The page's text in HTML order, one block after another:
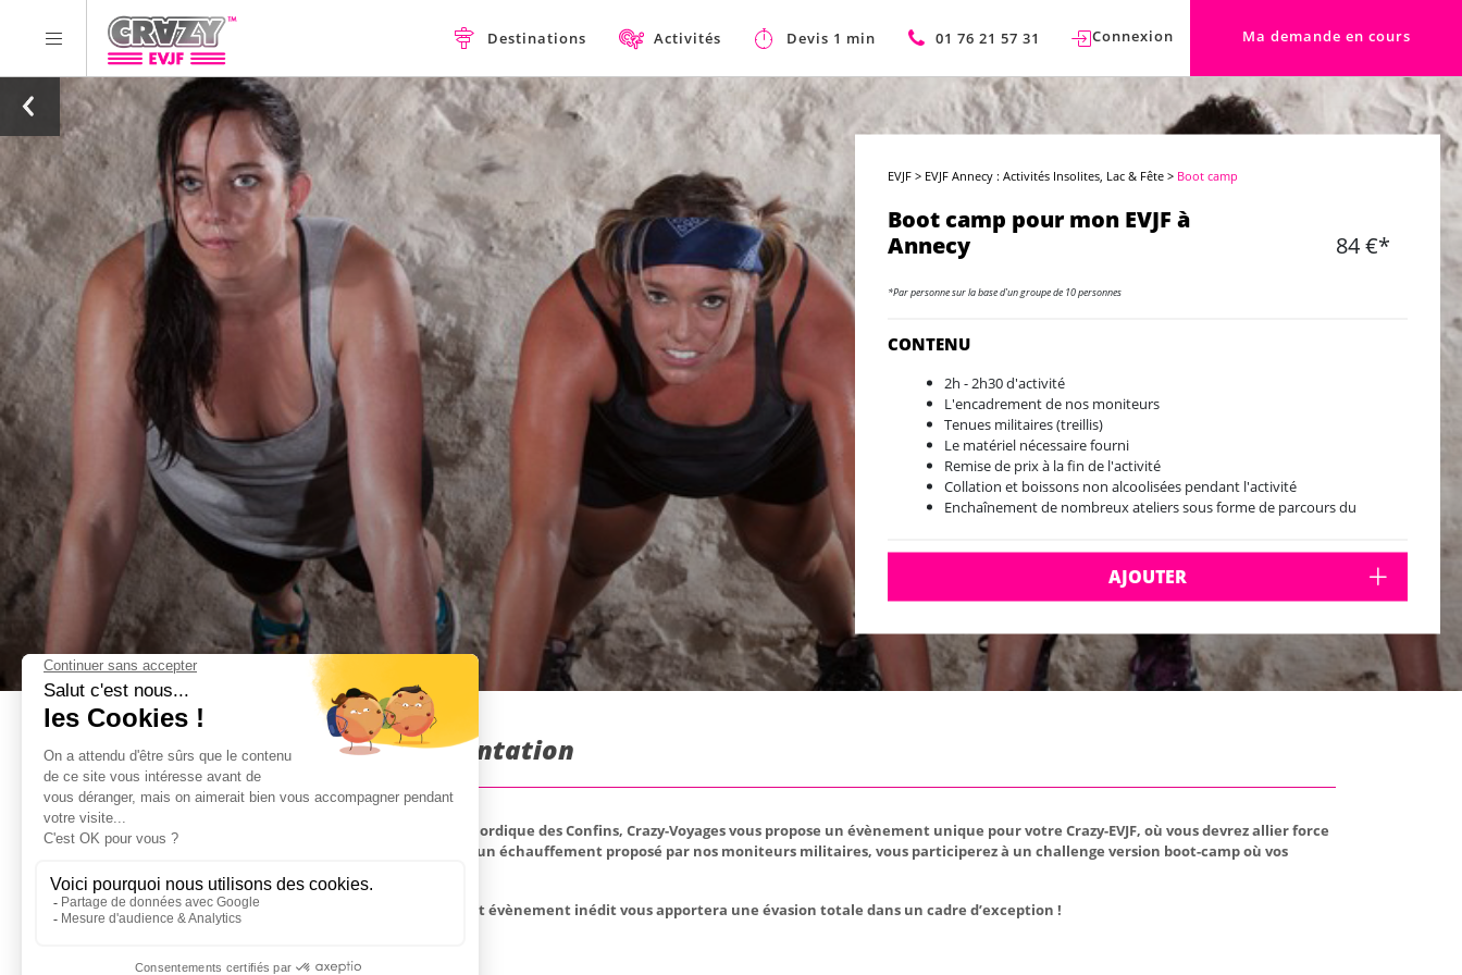
Destinations Activités Devis 1 min 01 76 21 57 31 Connexion Ma demande en cours
EVJF > EVJF Annecy : Activités Insolites, Lac & Fête > Boot camp
Boot camp pour mon EVJF à
Annecy
84 €*
*Par personne sur la base d'un groupe de 10 personnes
CONTENU
2h - 2h30 d'activité
L'encadrement de nos moniteurs
Tenues militaires (treillis)
Le matériel nécessaire fourni
Remise de prix à la fin de l'activité
Collation et boissons non alcoolisées pendant l'activité
Enchaînement de nombreux ateliers sous forme de parcours du
Echauffement militaire
Casse tête humain
Tir de précision à la sarbacane ou à la carabine laser
Construction de brancard
Parcours du combattant
8 participants minimum
Horarie de début de l'activité: 10h / 13h / 16h
AJOUTER
Boot camp à Annecy : Présentation
Au coeur de la station de la Clusaz sur le secteur nordique des Confins, Crazy-Voyages vous propose un évènement unique pour votre Crazy-EVJF, où vous devrez allier force
physique, malice et raisonnement logique. Après un échauffement proposé par nos moniteurs militaires, vous participerez à un challenge version boot-camp où vos
Un esprit Boot camp: basé sur l’esprit militaire, cet évènement inédit vous apportera une évasion totale dans un cadre d’exception !